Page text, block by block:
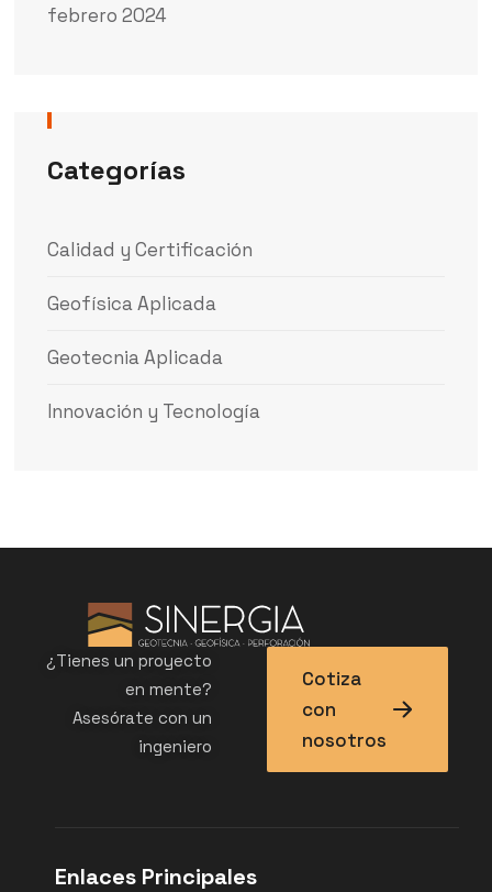
febrero 2024
Categorías
Calidad y Certificación
Geofísica Aplicada
Geotecnia Aplicada
Innovación y Tecnología
¿Tienes un proyecto
en mente?
Asesórate con un
ingeniero
Cotiza
con
nosotros
Enlaces Principales